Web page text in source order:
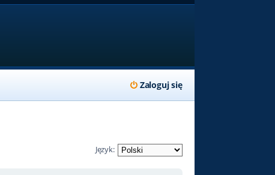
Zaloguj się
Język: